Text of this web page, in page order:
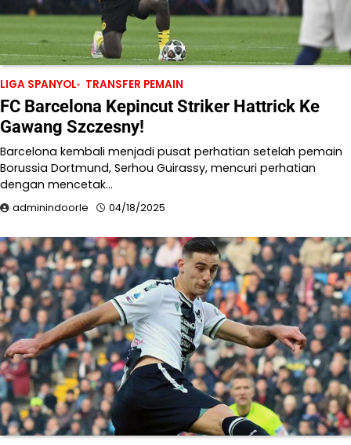
LIGA SPANYOL TRANSFER PEMAIN
FC Barcelona Kepincut Striker Hattrick Ke
Gawang Szczesny!
Barcelona kembali menjadi pusat perhatian setelah pemain
Borussia Dortmund, Serhou Guirassy, mencuri perhatian
dengan mencetak…
adminindoorle 04/18/2025